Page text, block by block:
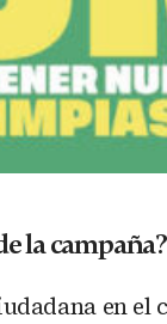
la campaña?
en el